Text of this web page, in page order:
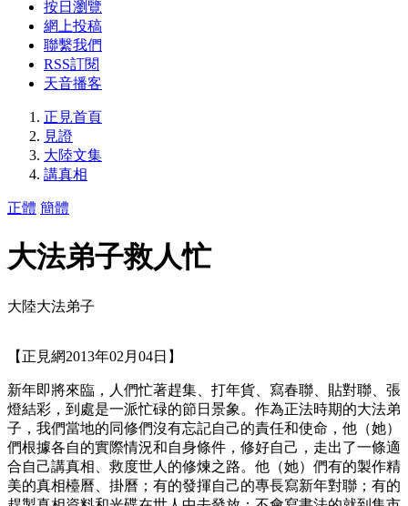
按日瀏覽
網上投稿
聯繫我們
RSS訂閱
天音播客
正見首頁
見證
大陸文集
講真相
正體 簡體
大法弟子救人忙
大陸大法弟子
【正見網2013年02月04日】
新年即將來臨，人們忙著趕集、打年貨、寫春聯、貼對聯、張
燈結彩，到處是一派忙碌的節日景象。作為正法時期的大法弟
子，我們當地的同修們沒有忘記自己的責任和使命，他（她）
們根據各自的實際情況和自身條件，修好自己，走出了一條適
合自己講真相、救度世人的修煉之路。他（她）們有的製作精
美的真相檯曆、掛曆；有的發揮自己的專長寫新年對聯；有的